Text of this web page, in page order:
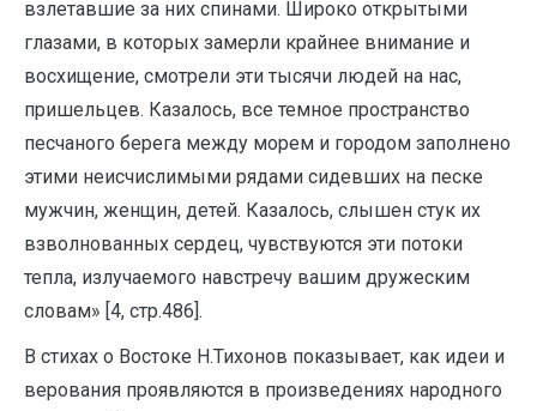
взлетавшие за них спинами. Широко открытыми
глазами, в которых замерли крайнее внимание и
восхищение, смотрели эти тысячи людей на нас,
пришельцев. Казалось, все темное пространство
песчаного берега между морем и городом заполнено
этими неисчислимыми рядами сидевших на песке
мужчин, женщин, детей. Казалось, слышен стук их
взволнованных сердец, чувствуются эти потоки
тепла, излучаемого навстречу вашим дружеским
словам» [4, стр.486].
В стихах о Востоке Н.Тихонов показывает, как идеи и
верования проявляются в произведениях народного